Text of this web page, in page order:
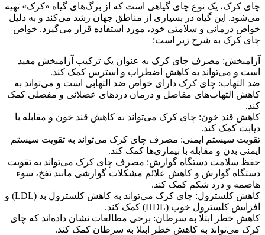
چای کرک، یک نوع چای گیاهی است که از برگ‌های گیاه «کرک» تهیه
می‌شود. این گیاه در بسیاری از مناطق جهان رشد می‌کند و به دلیل
خواص درمانی و سلامتی خود، مورد استفاده قرار می‌گیرد. خواص
چای کرک به شرح زیر است:
آرامبخش: مصرف چای کرک به عنوان یک ترکیب آرامبخش مفید
است و می‌تواند به کاهش اضطراب و استرس کمک کند.
ضد التهاب: چای کرک دارای خواص ضد التهابی است و می‌تواند به
کاهش التهاب‌های مفاصل و درمان دردهای عضلانی و مفصلی کمک
کند.
کاهش قند خون: چای کرک می‌تواند به کاهش قند خون و مقابله با
دیابت کمک کند.
تقویت سیستم ایمنی: مصرف چای کرک می‌تواند به تقویت سیستم
ایمنی بدن و مقابله با بیماری‌ها کمک کند.
حفظ سلامت دستگاه گوارش: مصرف چای کرک می‌تواند به تقویت
دستگاه گوارش و کاهش علائم مشکلات گوارشی مانند نفخ، سوء
هاضمه و درد شکم کمک کند.
کاهش کلسترول: چای کرک می‌تواند به کاهش کلسترول بد (LDL) و
افزایش کلسترول خوب (HDL) کمک کند.
کاهش خطر ابتلا به سرطان: برخی مطالعات نشان داده‌اند که چای
کرک می‌تواند به کاهش خطر ابتلا به سرطان کمک کند.